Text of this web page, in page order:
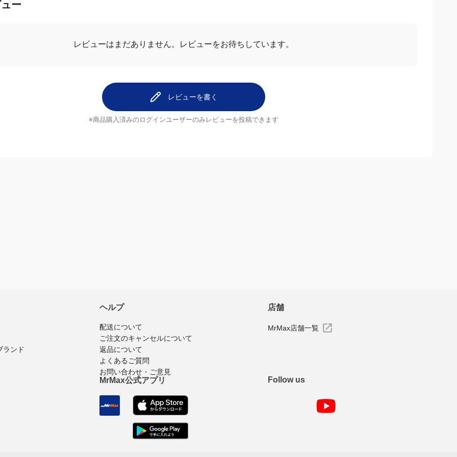
ー
レビューはまだありません。 レビューをお待ちしています。
レビューを書く
※商品購入済みのログインユーザーのみ レビューを投稿できます
ランド
ヘルプ
配送について
ご注文のキャンセルについて
返品について
よくあるご質問
お問い合わせ・ご意見
店舗
MrMax店舗一覧
MrMax公式アプリ Follow us